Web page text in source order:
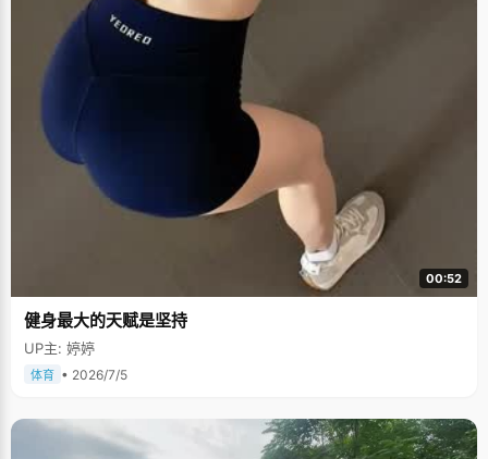
00:52
健身最大的天赋是坚持
UP主: 婷婷
体育 • 2026/7/5